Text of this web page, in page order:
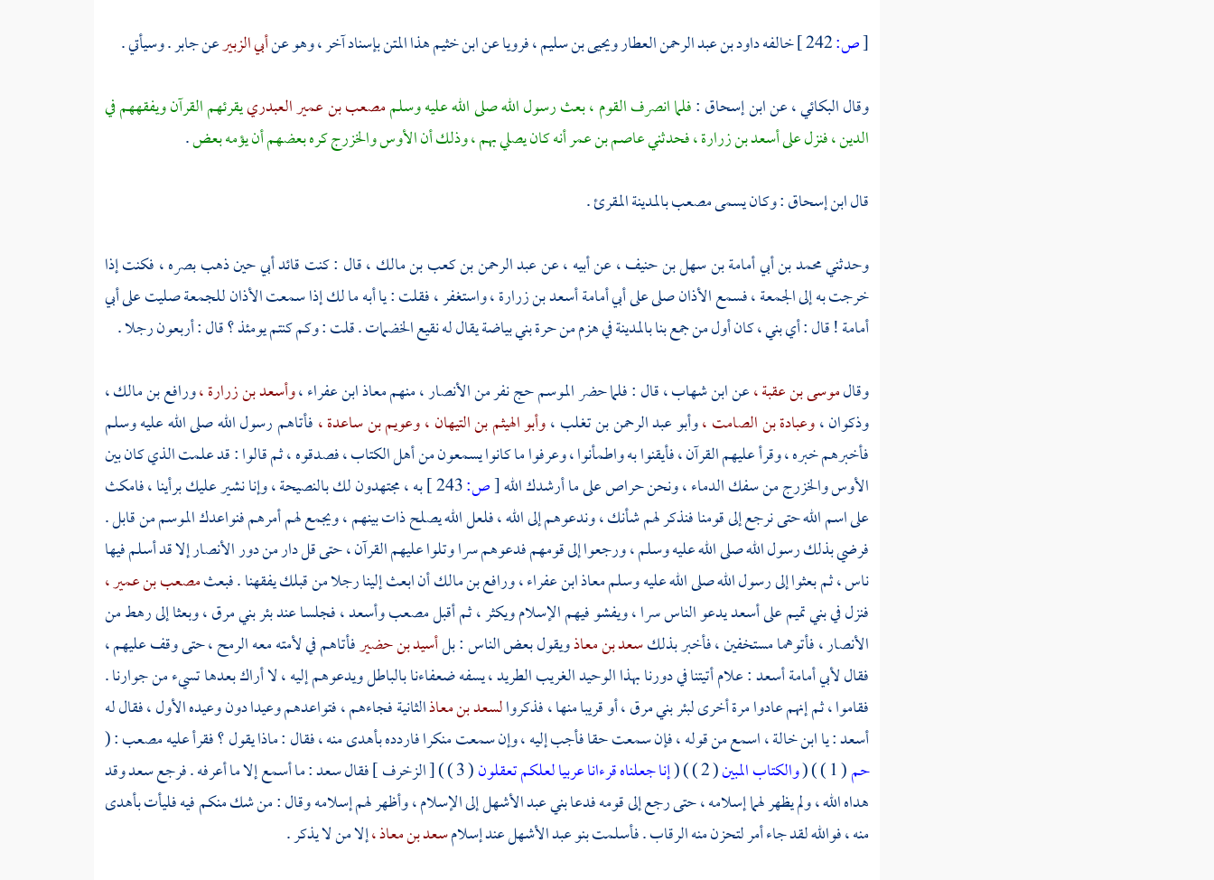
[ص: خالفهداود بن عبد الرحمن العطارويحيى بن سليم ،فرويا عنابن خثيمهذا المتن بإسناد آخر ، وهو عنأبي الزبيرعنجابر. وسيأتي .
وقالالبكائي ،عنابن إسحاق:فلما انصرف القوم ، بعث رسول الله صلى الله عليه وسلممصعب بن عمير العبدرييقرئهم القرآن ويفقههم في
الدين ، فنزل علىأسعد بن زرارة ،فحدثنيعاصم بن عمرأنه كان يصلي بهم ، وذلك أنالأوسوالخزرجكره بعضهم أن يؤمه بعض.
قالابن إسحاق: وكان يسمىمصعببالمدينةالمقرئ .
وحدثنيمحمد بن أبي أمامة بن سهل بن حنيف ،عن أبيه ، عنعبد الرحمن بن كعب بن مالك ،قال : كنت قائد أبي حين ذهب بصره ، فكنت إذا
خرجت به إلى الجمعة ، فسمع الأذان صلى علىأبي أمامةأسعد بن زرارة ،واستغفر ، فقلت : يا أبه ما لك إذا سمعت الأذان للجمعة صليت علىأبي
أمامة! قال : أي بني ، كان أول من جمع بنابالمدينةفي هزم من حرة بني بياضة يقال له نقيع الخضمات . قلت : وكم كنتم يومئذ ؟ قال : أربعون رجلا .
وقالموسى بن عقبة ،عنابن شهاب ،قال : فلما حضر الموسم حج نفر منالأنصار ،منهممعاذ ابن عفراء ،وأسعد بن زرارة ،ورافع بن مالك ،
وذكوان ،وعبادة بن الصامت ،وأبو عبد الرحمن بن تغلب ،وأبو الهيثم بن التيهان ،وعويم بن ساعدة ،فأتاهم رسول الله صلى الله عليه وسلم
فأخبرهم خبره ، وقرأ عليهم القرآن ، فأيقنوا به واطمأنوا ، وعرفوا ما كانوا يسمعون من أهل الكتاب ، فصدقوه ، ثم قالوا : قد علمت الذي كان بين
الأوسوالخزرجمن سفك الدماء ، ونحن حراص على ما أرشدك الله[ص:
به ، مجتهدون لك بالنصيحة ، وإنا نشير عليك برأينا ، فامكث
على اسم الله حتى نرجع إلى قومنا فنذكر لهم شأنك ، وندعوهم إلى الله ، فلعل الله يصلح ذات بينهم ، ويجمع لهم أمرهم فنواعدك الموسم من قابل .
فرضي بذلك رسول الله صلى الله عليه وسلم ، ورجعوا إلى قومهم فدعوهم سرا وتلوا عليهم القرآن ، حتى قل دار من دورالأنصارإلا قد أسلم فيها
ناس ، ثم بعثوا إلى رسول الله صلى الله عليه وسلممعاذ ابن عفراء ،ورافع بن مالكأن ابعث إلينا رجلا من قبلك يفقهنا . فبعثمصعب بن عمير ،
فنزل فيبني تميمعلىأسعديدعو الناس سرا ، ويفشو فيهم الإسلام ويكثر ، ثم أقبلمصعبوأسعد ،فجلسا عندبئر بني مرق ،وبعثا إلى رهط من
الأنصار ،فأتوهما مستخفين ، فأخبر بذلكسعد بن معاذويقول بعض الناس : بلأسيد بن حضيرفأتاهم في لأمته معه الرمح ، حتى وقف عليهم ،
فقاللأبي أمامة أسعد :علام أتيتنا في دورنا بهذا الوحيد الغريب الطريد ، يسفه ضعفاءنا بالباطل ويدعوهم إليه ، لا أراك بعدها تسيء من جوارنا .
فقاموا ، ثم إنهم عادوا مرة أخرىلبئر بني مرق ،أو قريبا منها ، فذكروالسعد بن معاذالثانية فجاءهم ، فتواعدهم وعيدا دون وعيده الأول ، فقال له
أسعد: يا ابن خالة ، اسمع من قوله ، فإن سمعت حقا فأجب إليه ، وإن سمعت منكرا فاردده بأهدى منه ، فقال : ماذا يقول ؟ فقرأ عليهمصعب: (
حم( 1 ) ) ( والكتاب المبين( 2 ) ) ( إنا جعلناه قرءانا عربيا لعلكم تعقلون( 3 ) ) [ الزخرف ] فقال سعد: ما أسمع إلا ما أعرفه . فرجعسعدوقد
هداه الله ، ولم يظهر لهما إسلامه ، حتى رجع إلى قومه فدعابني عبد الأشهلإلى الإسلام ، وأظهر لهم إسلامه وقال : من شك منكم فيه فليأت بأهدى
منه ، فوالله لقد جاء أمر لتحزن منه الرقاب . فأسلمتبنو عبد الأشهلعند إسلامسعد بن معاذ ،إلا من لا يذكر .